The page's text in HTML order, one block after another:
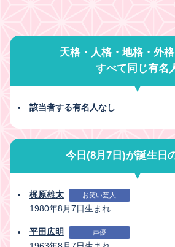
天格・人格・地格・外
すべて同じ有名
該当者する有名人なし
今日(8月7日)が誕生日
梶原雄太 お笑い芸人
1980年8月7日生まれ
平田広明 声優